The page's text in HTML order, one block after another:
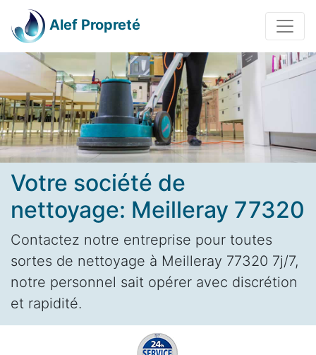
Alef Propreté
Votre société de
nettoyage: Meilleray 77320
Contactez notre entreprise pour toutes
sortes de nettoyage à Meilleray 77320 7j/7,
notre personnel sait opérer avec discrétion
et rapidité.